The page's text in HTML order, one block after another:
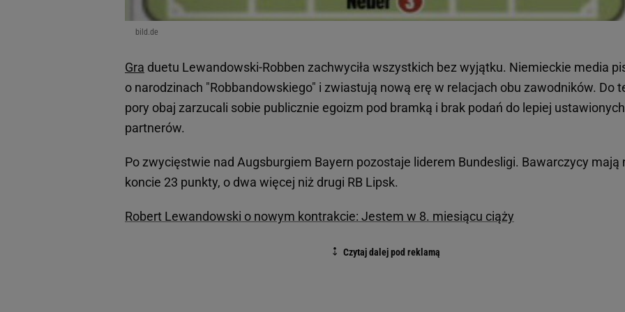
bild.de
Gra duetu Lewandowski-Robben zachwyciła wszystkich bez wyjątku. Niemieckie media
o narodzinach "Robbandowskiego" i zwiastują nową erę w relacjach obu zawodników. Do
pory obaj zarzucali sobie publicznie egoizm pod bramką i brak podań do lepiej ustawionych
partnerów.
Po zwycięstwie nad Augsburgiem Bayern pozostaje liderem Bundesligi. Bawarczycy mają
koncie 23 punkty, o dwa więcej niż drugi RB Lipsk.
Robert Lewandowski o nowym kontrakcie: Jestem w 8. miesiącu ciąży